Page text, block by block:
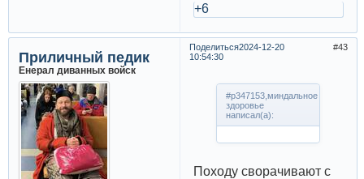
+6
Поделиться 43
2024-12-20
10:54:30
Приличный педик
Енерал диванных войск
#p347153,миндальное
здоровье
написал(а):
Походу сворачивают с